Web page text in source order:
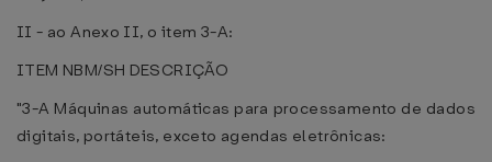
II - ao Anexo II, o item 3-A:
ITEM NBM/SH DESCRIÇÃO
"3-A Máquinas automáticas para processamento de dados
digitais, portáteis, exceto agendas eletrônicas: